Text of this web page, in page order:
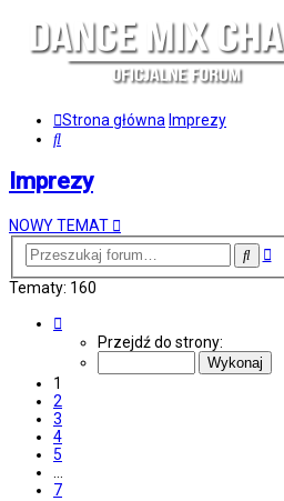
Strona główna Imprezy
Szukaj
Imprezy
NOWY TEMAT
Szukaj
Tematy: 160
Przejdź do strony:
1
2
3
4
5
…
7